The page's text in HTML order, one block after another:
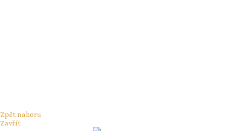
Zpět nahoru
Zavřít